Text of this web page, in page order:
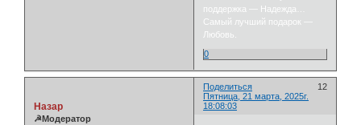
поддержка — Надежда…
Самый лучший подарок —
Любовь.
0
Поделиться
12
Пятница, 21 марта, 2025г.
18:08:03
Назар
☭Модератор